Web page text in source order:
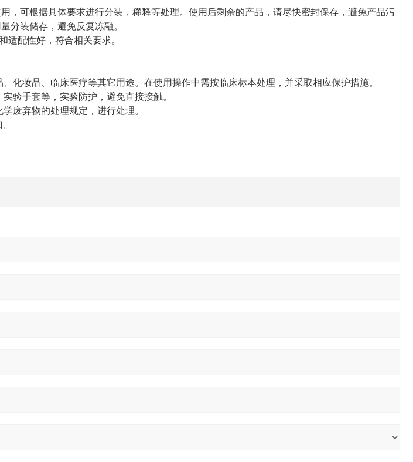
，可根据具体要求进行分装，稀释等处理。使用后剩余的产品，请尽快密封保存，避免产品污
分装储存，避免反复冻融。
适配性好，符合相关要求。
化妆品、临床医疗等其它用途。在使用操作中需按临床标本处理，并采取相应保护措施。
验手套等，实验防护，避免直接接触。
废弃物的处理规定，进行处理。